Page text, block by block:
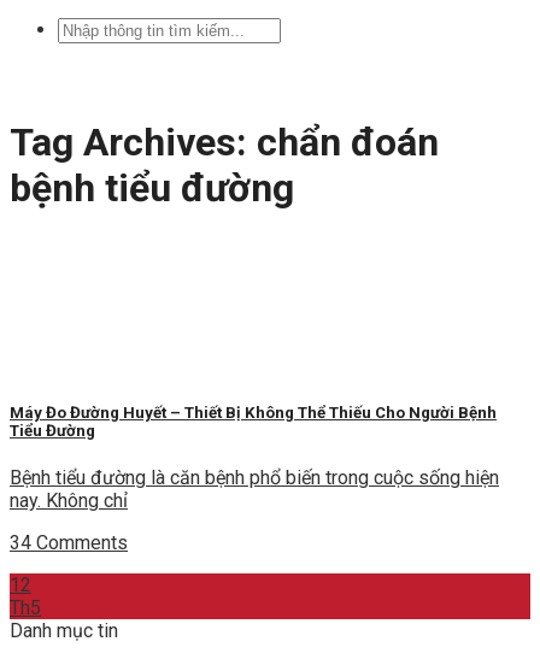
Tìm
kiếm:
Tag Archives: chẩn đoán
bệnh tiểu đường
Máy Đo Đường Huyết – Thiết Bị Không Thể Thiếu Cho Người Bệnh
Tiểu Đường
Bệnh tiểu đường là căn bệnh phổ biến trong cuộc sống hiện
nay. Không chỉ
34 Comments
12
Th5
Danh mục tin